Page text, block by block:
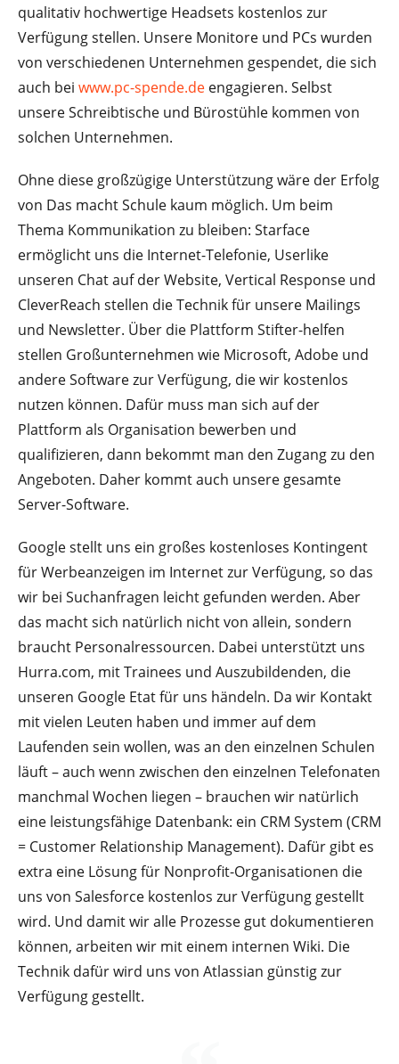
qualitativ hochwertige Headsets kostenlos zur
Verfügung stellen. Unsere Monitore und PCs wurden
von verschiedenen Unternehmen gespendet, die sich
auch bei www.pc-spende.de engagieren. Selbst
unsere Schreibtische und Bürostühle kommen von
solchen Unternehmen.
Ohne diese großzügige Unterstützung wäre der Erfolg
von Das macht Schule kaum möglich. Um beim
Thema Kommunikation zu bleiben: Starface
ermöglicht uns die Internet-Telefonie, Userlike
unseren Chat auf der Website, Vertical Response und
CleverReach stellen die Technik für unsere Mailings
und Newsletter. Über die Plattform Stifter-helfen
stellen Großunternehmen wie Microsoft, Adobe und
andere Software zur Verfügung, die wir kostenlos
nutzen können. Dafür muss man sich auf der
Plattform als Organisation bewerben und
qualifizieren, dann bekommt man den Zugang zu den
Angeboten. Daher kommt auch unsere gesamte
Server-Software.
Google stellt uns ein großes kostenloses Kontingent
für Werbeanzeigen im Internet zur Verfügung, so das
wir bei Suchanfragen leicht gefunden werden. Aber
das macht sich natürlich nicht von allein, sondern
braucht Personalressourcen. Dabei unterstützt uns
Hurra.com, mit Trainees und Auszubildenden, die
unseren Google Etat für uns händeln. Da wir Kontakt
mit vielen Leuten haben und immer auf dem
Laufenden sein wollen, was an den einzelnen Schulen
läuft – auch wenn zwischen den einzelnen Telefonaten
manchmal Wochen liegen – brauchen wir natürlich
eine leistungsfähige Datenbank: ein CRM System (CRM
= Customer Relationship Management). Dafür gibt es
extra eine Lösung für Nonprofit-Organisationen die
uns von Salesforce kostenlos zur Verfügung gestellt
wird. Und damit wir alle Prozesse gut dokumentieren
können, arbeiten wir mit einem internen Wiki. Die
Technik dafür wird uns von Atlassian günstig zur
Verfügung gestellt.